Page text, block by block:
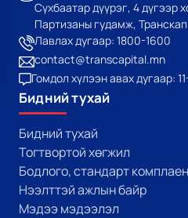
Сүхбаатар дүүрэг, 4 дүгээр
Партизаны гудамж,
Лавлах дугаар: 1800-1600
contact@transcapital.mn
Гомдол хүлээн авах дугаар:
Бидний тухай
Бидний тухай
Тогтвортой хөгжил
Бодлого, стандарт
Нээлттэй ажлын байр
Мэдээ мэдээлэл